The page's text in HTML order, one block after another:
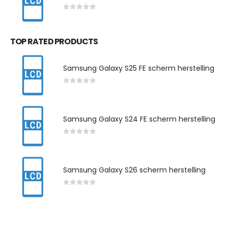
TOP RATED PRODUCTS
Samsung Galaxy S25 FE scherm herstelling
Samsung Galaxy S24 FE scherm herstelling
Samsung Galaxy S26 scherm herstelling